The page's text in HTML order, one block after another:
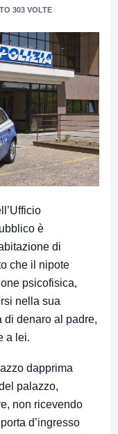
303 VOLTE
è
di
che il nipote
psicofisica,
nella sua
di denaro al padre,
a lei.
dapprima
palazzo,
non ricevendo
d’ingresso